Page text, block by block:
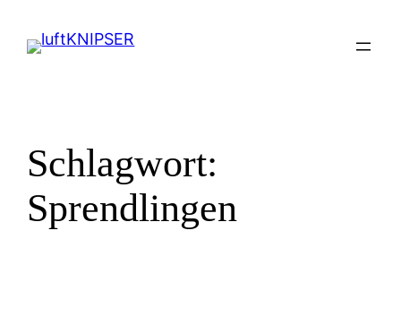
Inhalt
Schlagwort:
Sprendlingen